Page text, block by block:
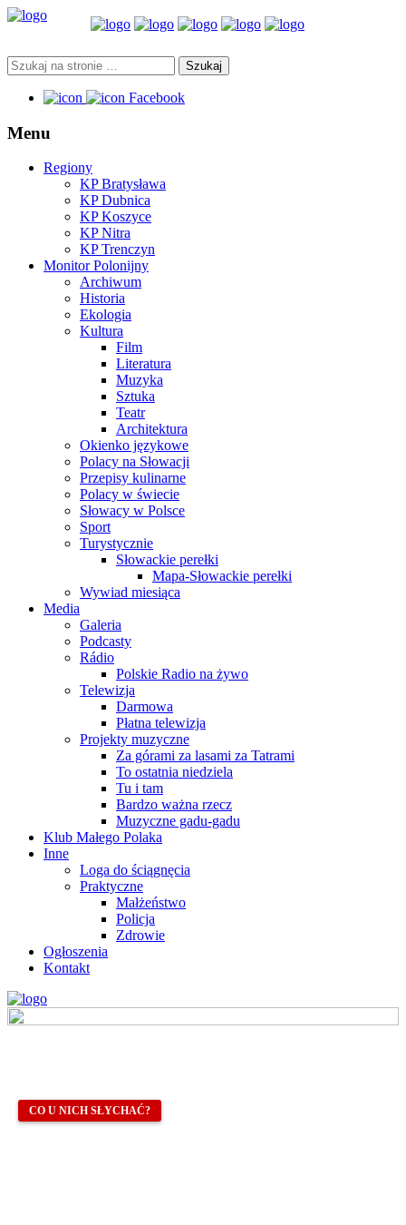
Facebook
Menu
Regiony
KP Bratysława
KP Dubnica
KP Koszyce
KP Nitra
KP Trenczyn
Monitor Polonijny
Archiwum
Historia
Ekologia
Kultura
Film
Literatura
Muzyka
Sztuka
Teatr
Architektura
Okienko językowe
Polacy na Słowacji
Przepisy kulinarne
Polacy w świecie
Słowacy w Polsce
Sport
Turystycznie
Słowackie perełki
Mapa-Słowackie perełki
Wywiad miesiąca
Media
Galeria
Podcasty
Rádio
Polskie Radio na żywo
Telewizja
Darmowa
Płatna telewizja
Projekty muzyczne
Za górami za lasami za Tatrami
To ostatnia niedziela
Tu i tam
Bardzo ważna rzecz
Muzyczne gadu-gadu
Klub Małego Polaka
Inne
Loga do ściągnęcia
Praktyczne
Małżeństwo
Policja
Zdrowie
Ogłoszenia
Kontakt
CO U NICH SŁYCHAĆ?